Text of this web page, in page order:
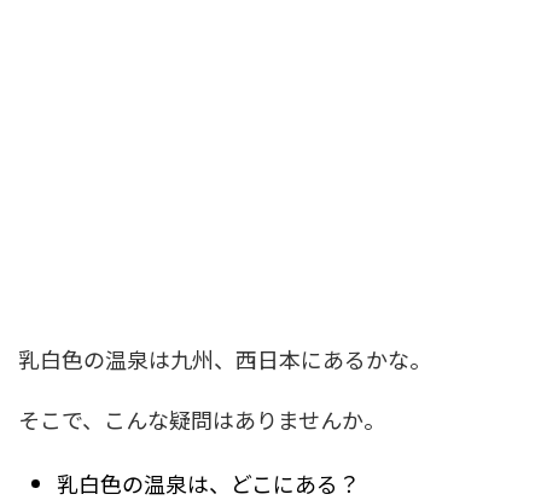
乳白色の温泉は九州、西日本にあるかな。
そこで、こんな疑問はありませんか。
乳白色の温泉は、どこにある？